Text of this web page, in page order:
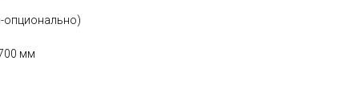
опционально)
мм